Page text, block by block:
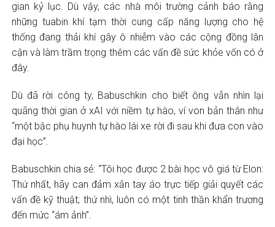
gian kỷ lục. Dù vậy, các nhà môi trường cảnh báo rằng
những tuabin khí tạm thời cung cấp năng lượng cho hệ
thống đang thải khí gây ô nhiễm vào các cộng đồng lân
cận và làm trầm trọng thêm các vấn đề sức khỏe vốn có ở
đây.
Dù đã rời công ty, Babuschkin cho biết ông vẫn nhìn lại
quãng thời gian ở xAI với niềm tự hào, ví von bản thân như
“một bậc phụ huynh tự hào lái xe rời đi sau khi đưa con vào
đại học”.
Babuschkin chia sẻ: “Tôi học được 2 bài học vô giá từ Elon:
Thứ nhất, hãy can đảm xắn tay áo trực tiếp giải quyết các
vấn đề kỹ thuật; thứ nhì, luôn có một tinh thần khẩn trương
đến mức “ám ảnh”.